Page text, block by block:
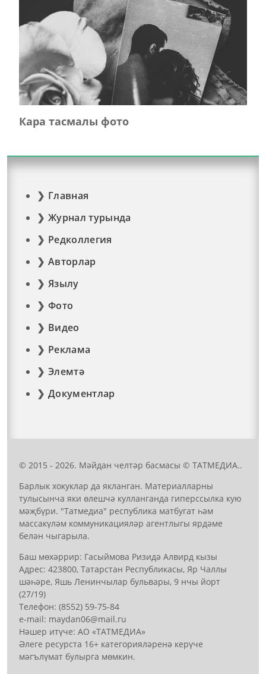
Кара тасмалы фото
Главная
Журнал турында
Редколлегия
Авторлар
Язылу
Фото
Видео
Реклама
Элемтә
Документлар
© 2015 - 2026. Мәйдан челтәр басмасы © ТАТМЕДИА..
Барлык хокуклар да якланган. Материалларны
тулысынча яки өлешчә кулланганда гиперссылка кую
мәҗбүри. "Татмедиа" республика матбугат һәм
массакүләм коммуникацияләр агентлыгы ярдәме
белән чыгарыла.
Баш мөхәррир: Гасыймова Ризидә Алвирд кызы
Адрес: 423800, Татарстан Республикасы, Яр Чаллы
шәһәре, Яшь Ленинчылар бульвары, 9 нчы йорт
(27/19)
Телефон: (8552) 59-75-84
е-mail: mауdаn06@mail.гu
Нәшер итүче: АО «ТАТМЕДИА»
Әлеге ресурста 16+ категорияләренә керүче
мәгълүмат булырга мөмкин.